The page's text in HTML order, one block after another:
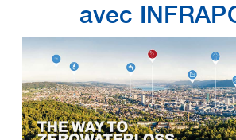
avec